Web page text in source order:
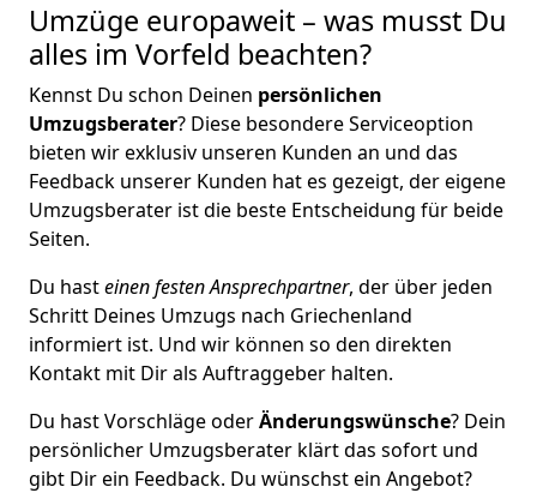
Umzüge europaweit – was musst Du
alles im Vorfeld beachten?
Kennst Du schon Deinen persönlichen
Umzugsberater? Diese besondere Serviceoption
bieten wir exklusiv unseren Kunden an und das
Feedback unserer Kunden hat es gezeigt, der eigene
Umzugsberater ist die beste Entscheidung für beide
Seiten.
Du hasteinen festen Ansprechpartner, der über jeden
Schritt Deines Umzugs nach Griechenland
informiert ist. Und wir können so den direkten
Kontakt mit Dir als Auftraggeber halten.
Du hast Vorschläge oderÄnderungswünsche? Dein
persönlicher Umzugsberater klärt das sofort und
gibt Dir ein Feedback. Du wünschst ein Angebot?